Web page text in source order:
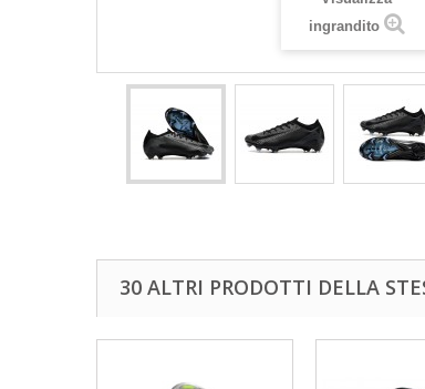
ingrandito
30 ALTRI PRODOTTI DELLA